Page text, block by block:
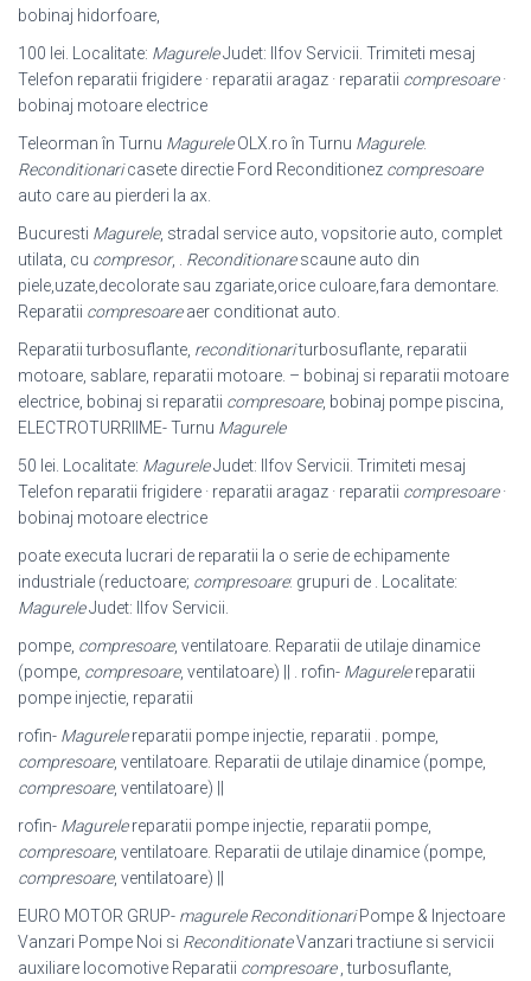
bobinaj hidorfoare,
100 lei. Localitate: MagureleJudet: Ilfov Servicii. Trimiteti mesaj
Telefon reparatii frigidere · reparatii aragaz · reparatii compresoare·
bobinaj motoare electrice
Teleorman în Turnu MagureleOLX.ro în Turnu Magurele.
Reconditionaricasete directie Ford Reconditionez compresoare
auto care au pierderi la ax.
Bucuresti Magurele, stradal service auto, vopsitorie auto, complet
utilata, cu compresor, . Reconditionarescaune auto din
piele,uzate,decolorate sau zgariate,orice culoare,fara demontare.
Reparatii compresoareaer conditionat auto.
Reparatii turbosuflante, reconditionariturbosuflante, reparatii
motoare, sablare, reparatii motoare. – bobinaj si reparatii motoare
electrice, bobinaj si reparatii compresoare, bobinaj pompe piscina,
ELECTROTURRIIME- Turnu Magurele
50 lei. Localitate: MagureleJudet: Ilfov Servicii. Trimiteti mesaj
Telefon reparatii frigidere · reparatii aragaz · reparatii compresoare·
bobinaj motoare electrice
poate executa lucrari de reparatii la o serie de echipamente
industriale (reductoare; compresoare: grupuri de . Localitate:
MagureleJudet: Ilfov Servicii.
pompe, compresoare, ventilatoare. Reparatii de utilaje dinamice
(pompe, compresoare, ventilatoare) || . rofin- Magurelereparatii
pompe injectie, reparatii
rofin- Magurelereparatii pompe injectie, reparatii . pompe,
compresoare, ventilatoare. Reparatii de utilaje dinamice (pompe,
compresoare, ventilatoare) ||
rofin- Magurelereparatii pompe injectie, reparatii pompe,
compresoare, ventilatoare. Reparatii de utilaje dinamice (pompe,
compresoare, ventilatoare) ||
EURO MOTOR GRUP- magurele ReconditionariPompe & Injectoare
Vanzari Pompe Noi si ReconditionateVanzari tractiune si servicii
auxiliare locomotive Reparatii compresoare, turbosuflante,